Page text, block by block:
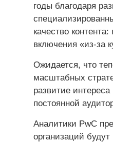
годы благодаря
качество
включения «из-за
Ожидается, что
масштабных
развитие
постоянной
Аналитики PwC
организаций